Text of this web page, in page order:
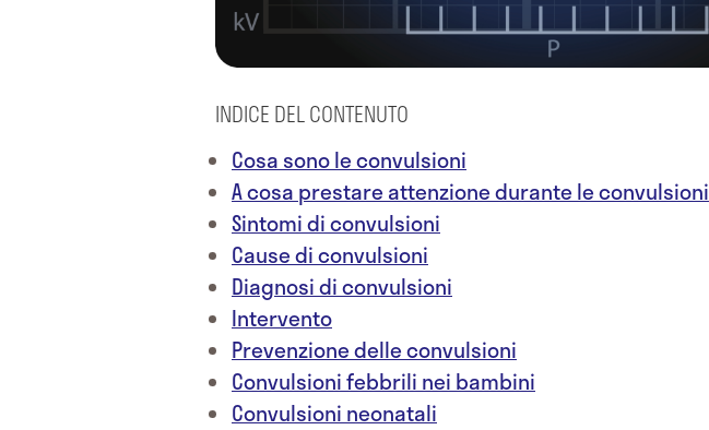
INDICE DEL CONTENUTO
Cosa sono le convulsioni
A cosa prestare attenzione durante le convulsioni
Sintomi di convulsioni
Cause di convulsioni
Diagnosi di convulsioni
Intervento
Prevenzione delle convulsioni
Convulsioni febbrili nei bambini
Convulsioni neonatali